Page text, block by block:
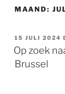
MAAND:
GEPLAATST
OP
15 JULI 2024
Op zoek
Brussel